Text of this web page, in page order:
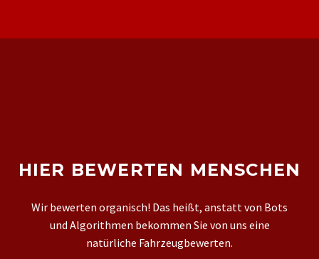
HIER BEWERTEN MENSCHEN
Wir bewerten organisch! Das heißt, anstatt von Bots
und Algorithmen bekommen Sie von uns eine
natürliche Fahrzeugbewerten.